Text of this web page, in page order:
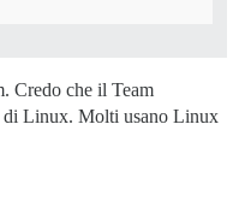
Credo che il Team
di Linux. Molti usano Linux